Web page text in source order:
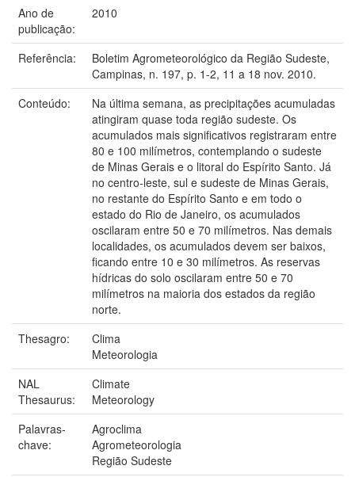
Ano de
publicação:
2010
Referência:
Boletim Agrometeorológico da Região Sudeste,
Campinas, n. 197, p. 1-2, 11 a 18 nov. 2010.
Conteúdo:
Na última semana, as precipitações acumuladas
atingiram quase toda região sudeste. Os
acumulados mais significativos registraram entre
80 e 100 milímetros, contemplando o sudeste
de Minas Gerais e o litoral do Espírito Santo. Já
no centro-leste, sul e sudeste de Minas Gerais,
no restante do Espírito Santo e em todo o
estado do Rio de Janeiro, os acumulados
oscilaram entre 50 e 70 milímetros. Nas demais
localidades, os acumulados devem ser baixos,
ficando entre 10 e 30 milímetros. As reservas
hídricas do solo oscilaram entre 50 e 70
milímetros na maioria dos estados da região
norte.
Thesagro:
Clima
Meteorologia
NAL
Thesaurus:
Climate
Meteorology
Palavras-
chave:
Agroclima
Agrometeorologia
Região Sudeste